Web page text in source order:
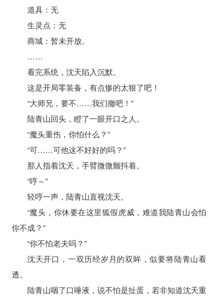
道具：无
生灵点：无
商城：暂未开放。
……
看完系统，沈天陷入沉默。
这是开局零装备，有点惨的太狠了吧！
“大师兄，要不……我们撤吧！”
陆青山回头，瞪了一眼开口之人。
“魔头重伤，你怕什么？”
“可……可他这不好好的吗？”
那人指着沈天，手臂微微颤抖着。
“哼～”
轻哼一声，陆青山直视沈天。
“魔头，你休要在这里狐假虎威，难道我陆青山会怕
你不成？”
“你不怕老夫吗？”
沈天开口，一双历经岁月的双眸，似要将陆青山看
透。
陆青山咽了口唾液，说不怕是扯蛋，若非知道沈天重